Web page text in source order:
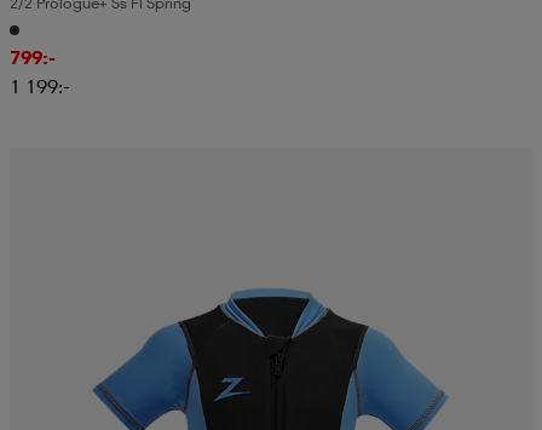
799:-
1 199:-